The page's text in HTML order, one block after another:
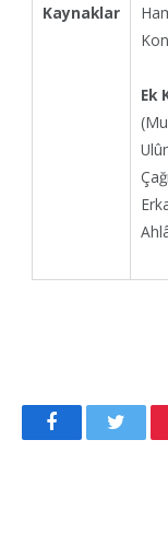
Kaynaklar
Ek
Facebook